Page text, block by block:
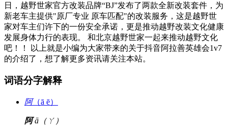
日，越野世家官方改装品牌“BJ”发布了两款全新改装套件，为
新老车主提供"原厂专业 原车匹配"的改装服务，这是越野世
家对车主们许下的一份安全承诺，更是推动越野改装文化健康
发展身体力行的表现。 和北京越野世家一起来推动越野文化
吧！！ 以上就是小编为大家带来的关于抖音阿拉善英雄会1v7
的介绍了，想了解更多资讯请关注本站。
词语分字解释
阿（ā ē）
阿ā（ㄚ）